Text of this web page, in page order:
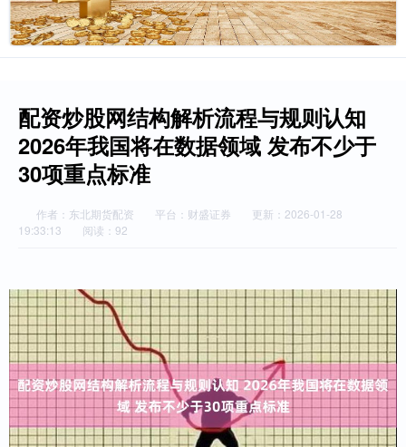
配资炒股网结构解析流程与规则认知
2026年我国将在数据领域 发布不少于
30项重点标准
作者：东北期货配资 平台：财盛证券
更新：2026-01-28
19:33:13
阅读：92